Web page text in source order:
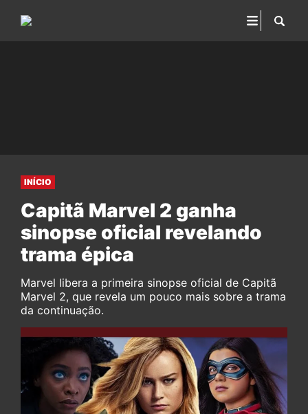
INÍCIO
Capitã Marvel 2 ganha
sinopse oficial revelando
trama épica
Marvel libera a primeira sinopse oficial de Capitã
Marvel 2, que revela um pouco mais sobre a trama
da continuação.